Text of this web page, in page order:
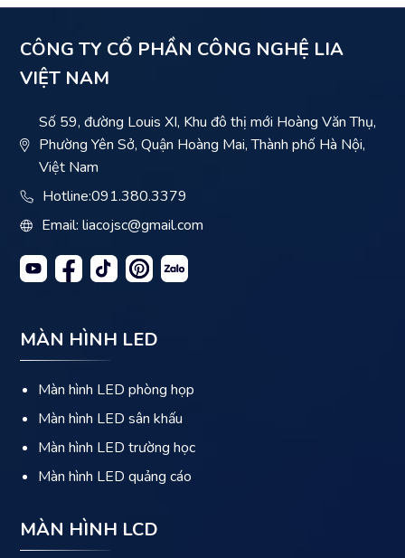
CÔNG TY CỔ PHẦN CÔNG NGHỆ LIA
VIỆT NAM
Số 59, đường Louis XI, Khu đô thị mới Hoàng Văn Thụ,
Phường Yên Sở, Quận Hoàng Mai, Thành phố Hà Nội,
Việt Nam
Hotline:091.380.3379
Email: liacojsc@gmail.com
MÀN HÌNH LED
Màn hình LED phòng họp
Màn hình LED sân khấu
Màn hình LED trường học
Màn hình LED quảng cáo
MÀN HÌNH LCD